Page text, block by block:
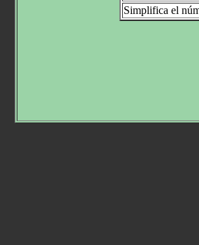
Simplifica el